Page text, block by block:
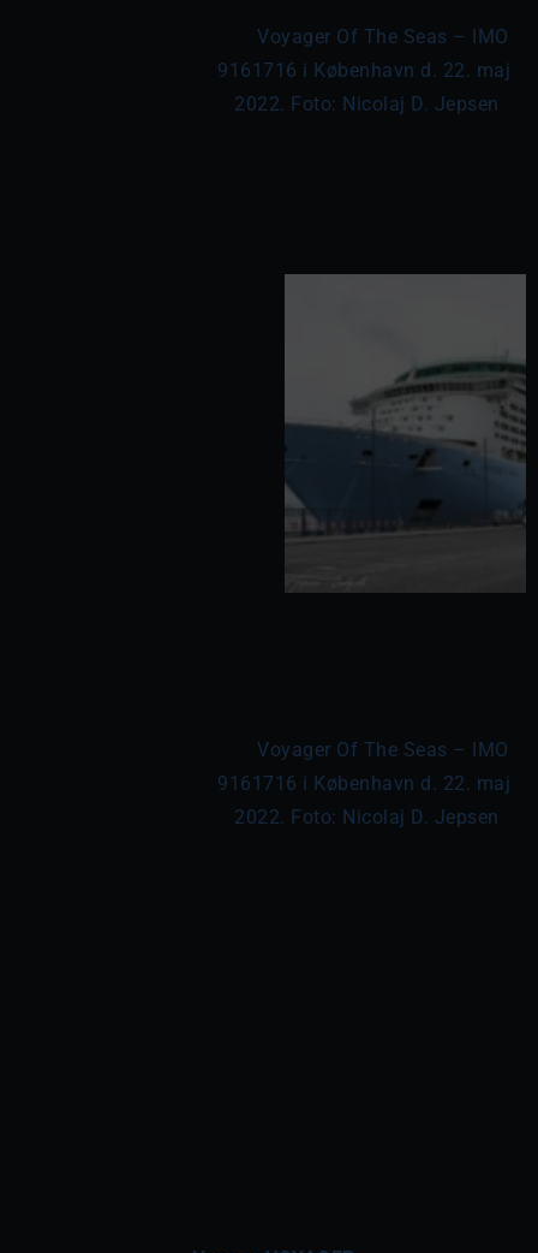
	Voyager Of The Seas – IMO
9161716 i København d. 22. maj
2022. Foto: Nicolaj D. Jepsen
	Voyager Of The Seas – IMO
9161716 i København d. 22. maj
2022. Foto: Nicolaj D. Jepsen